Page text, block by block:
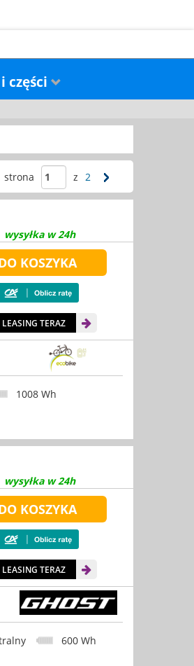
części
strona z 2
wysyłka w 24h
LEASING TERAZ
1008 Wh
wysyłka w 24h
LEASING TERAZ
600 Wh